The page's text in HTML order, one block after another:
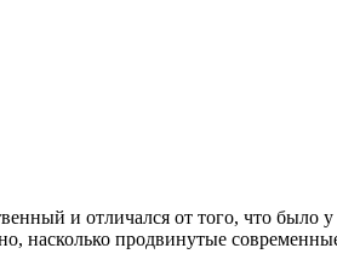
и отличался от того, что было
продвинутые